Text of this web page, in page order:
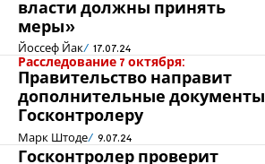
власти должны принять
меры»
Йоссеф Йак 17.07.24
Расследование 7 октября:
Правительство направит
дополнительные документы
Госконтролеру
Марк Штоде 9.07.24
Госконтролер проверит